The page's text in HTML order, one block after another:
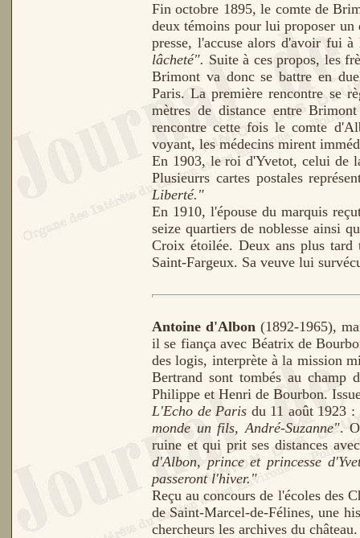
Fin octobre 1895, le comte de
deux témoins pour lui proposer
presse, l'accuse alors d'avoir fui
lâcheté". Suite à ces propos, les
Brimont va donc se battre en
Paris. La première rencontre se
mètres de distance entre
rencontre cette fois le comte
voyant, les médecins mirent
En 1903, le roi d'Yvetot, celui de
Plusieurrs cartes postales
Liberté."
En 1910, l'épouse du marquis
seize quartiers de noblesse ainsi
Croix étoilée. Deux ans plus tard
Saint-Fargeux. Sa veuve lui
Antoine d'Albon(1892-1965),
il se fiança avec Béatrix de
des logis, interprète à la mission
Bertrand sont tombés au champ
Philippe et Henri de Bourbon.
L'Echo de Paris du 11 août 1923 :
monde un fils, André-Suzanne".
ruine et qui prit ses distances
d'Albon, prince et princesse
passeront l'hiver."
Reçu au concours de l'écoles des
de Saint-Marcel-de-Félines, une
chercheurs les archives du château.